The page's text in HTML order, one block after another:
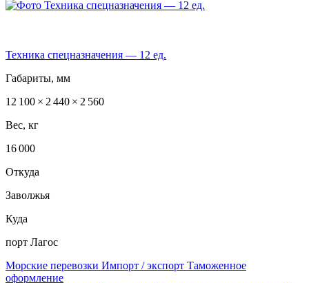
Техника спецназначения — 12 ед.
Габариты, мм
12 100 × 2 440 × 2 560
Вес, кг
16 000
Откуда
Заволжья
Куда
порт Лагос
Морские перевозки Импорт / экспорт Таможенное
оформление